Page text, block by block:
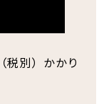
税別）かかり